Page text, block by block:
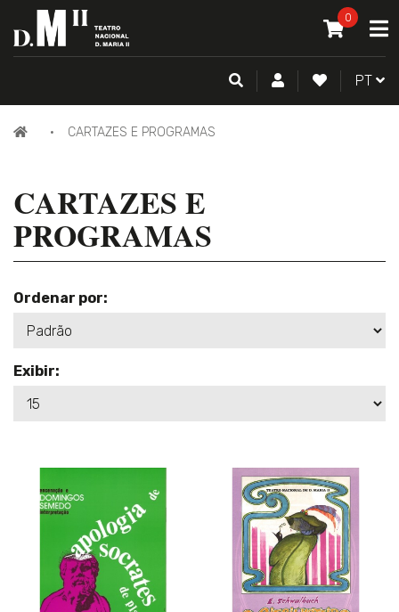
0
O MEU
ITEM(S) -
PESQUISACONTA DEFAZER
PT
PÁGINA CARTAZES E PROGRAMAS
CARTAZES E
PROGRAMAS
Ordenar por:
Exibir: